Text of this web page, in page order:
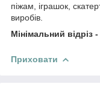
піжам, іграшок,
виробів.
Мінімальний відріз
Приховати